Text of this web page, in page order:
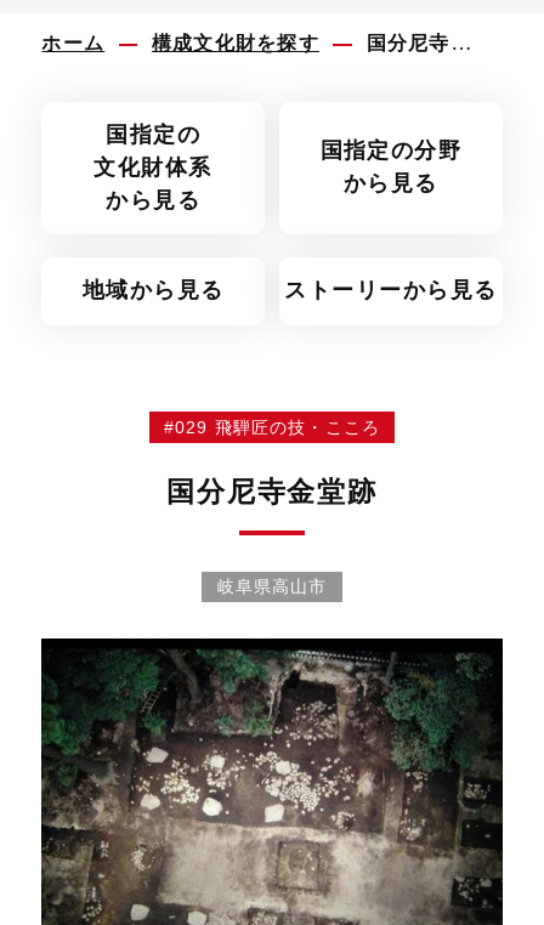
ホーム 構成文化財を探す 国分尼寺金堂跡
国指定の
文化財体系
から見る
国指定の分野
から見る
地域から見る ストーリーから見る
#029 飛騨匠の技・こころ
国分尼寺金堂跡
岐阜県高山市